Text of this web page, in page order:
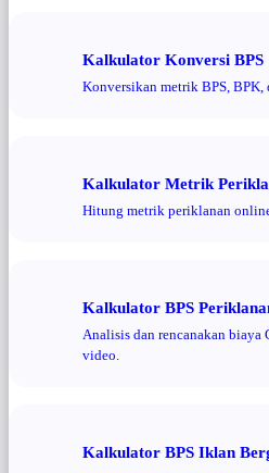
Kalkulator Konversi BPS
Konversikan metrik BPS, BPK,
Kalkulator Metrik
Hitung metrik periklanan
Kalkulator BPS
Analisis dan rencanakan biaya
video.
Kalkulator BPS Iklan